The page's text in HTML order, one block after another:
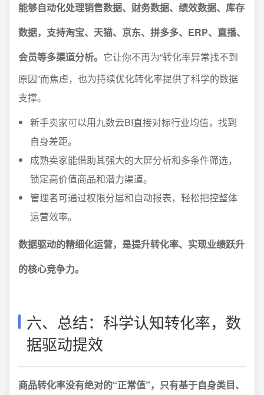
能够自动化处理销售数据、财务数据、绩效数据、库存
数据，支持淘宝、天猫、京东、拼多多、ERP、直播、
会员等多渠道分析。 它让你不再为“转化率异常找不到
原因”而焦虑，也为持续优化转化率提供了科学的数据
支撑。
新手卖家可以用九数云BI直接对标行业均值，找到
自身差距。
成熟卖家能借助其强大的大屏分析和多条件筛选，
锁定高价值商品和潜力渠道。
管理者可通过权限分层和自动报表，轻松把控整体
运营效率。
数据驱动的精细化运营，是提升转化率、实现业绩跃升
的核心竞争力。
六、总结：科学认知转化率，数
据驱动提效
商品转化率没有绝对的“正常值”，只有基于自身类目、